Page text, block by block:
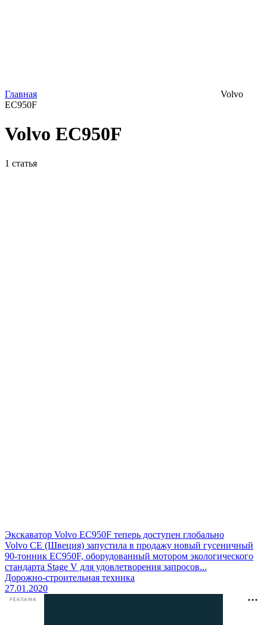
Главная
Volvo
ЕС950F
Volvo ЕС950F
1 статья
Экскаватор Volvo ЕС950F теперь доступен глобально
Volvo СЕ (Швеция) запустила в продажу новый гусеничный
90-тонник ЕС950F, оборудованный мотором экологического
стандарта Stage V для удовлетворения запросов...
Дорожно-строительная техника
27.01.2020
РЕКЛАМА